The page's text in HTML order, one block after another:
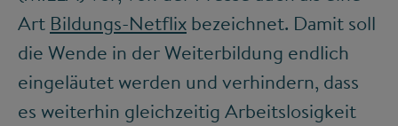
Art Bildungs-Netflix bezeichnet. Damit soll
die Wende in der Weiterbildung endlich
eingeläutet werden und verhindern, dass
es weiterhin gleichzeitig Arbeitslosigkeit